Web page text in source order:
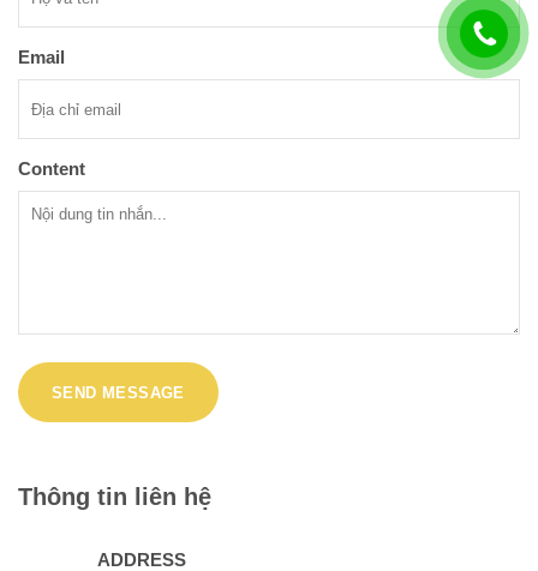
Email
Content
Thông tin liên hệ
ADDRESS